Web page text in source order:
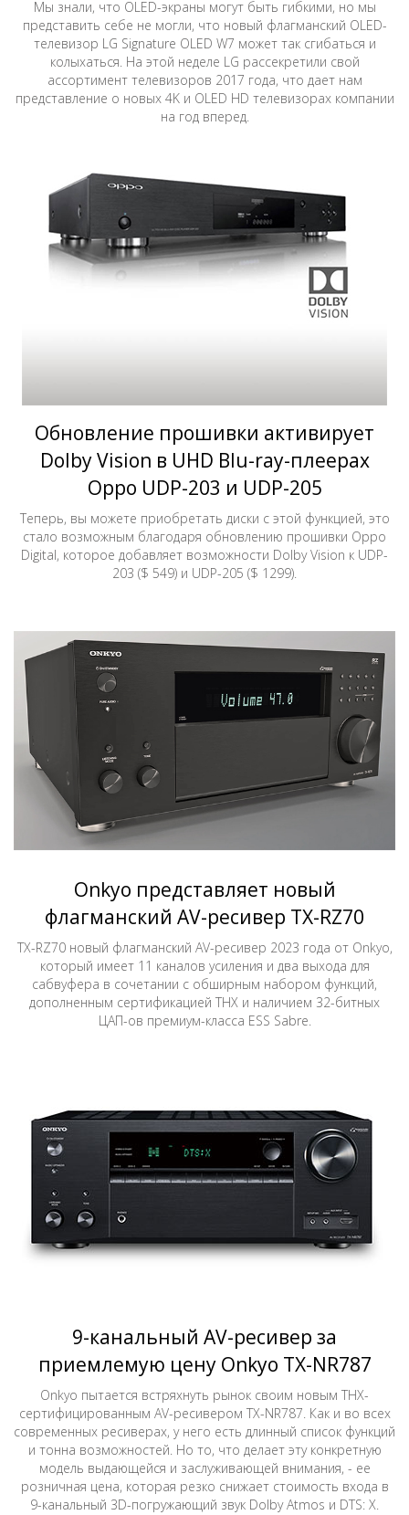
Мы знали, что OLED-экраны могут быть гибкими, но мы
представить себе не могли, что новый флагманский OLED-
телевизор LG Signature OLED W7 может так сгибаться и
колыхаться. На этой неделе LG рассекретили свой
ассортимент телевизоров 2017 года, что дает нам
представление о новых 4K и OLED HD телевизорах компании
на год вперед.
Обновление прошивки активирует
Dolby Vision в UHD Blu-ray-плеерах
Oppo UDP-203 и UDP-205
Теперь, вы можете приобретать диски с этой функцией, это
стало возможным благодаря обновлению прошивки Oppo
Digital, которое добавляет возможности Dolby Vision к UDP-
203 ($ 549) и UDP-205 ($ 1299).
Onkyo представляет новый
флагманский AV-ресивер TX-RZ70
TX-RZ70 новый флагманский AV-ресивер 2023 года от Onkyo,
который имеет 11 каналов усиления и два выхода для
сабвуфера в сочетании с обширным набором функций,
дополненным сертификацией THX и наличием 32-битных
ЦАП-ов премиум-класса ESS Sabre.
9-канальный AV-ресивер за
приемлемую цену Onkyo TX-NR787
Onkyo пытается встряхнуть рынок своим новым THX-
сертифицированным AV-ресивером TX-NR787. Как и во всех
современных ресиверах, у него есть длинный список функций
и тонна возможностей. Но то, что делает эту конкретную
модель выдающейся и заслуживающей внимания, - ее
розничная цена, которая резко снижает стоимость входа в
9-канальный 3D-погружающий звук Dolby Atmos и DTS: X.